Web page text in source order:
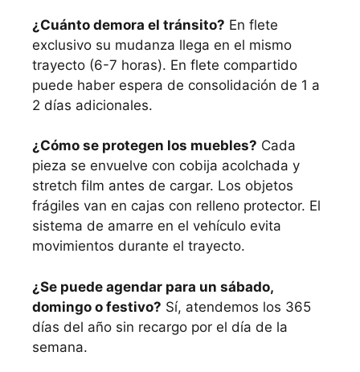
¿Cuánto demora el tránsito? En flete
exclusivo su mudanza llega en el mismo
trayecto (6-7 horas). En flete compartido
puede haber espera de consolidación de 1 a
2 días adicionales.
¿Cómo se protegen los muebles? Cada
pieza se envuelve con cobija acolchada y
stretch film antes de cargar. Los objetos
frágiles van en cajas con relleno protector. El
sistema de amarre en el vehículo evita
movimientos durante el trayecto.
¿Se puede agendar para un sábado,
domingo o festivo? Sí, atendemos los 365
días del año sin recargo por el día de la
semana.